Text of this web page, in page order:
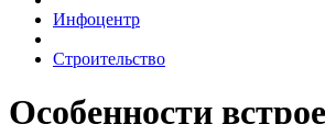
Инфоцентр
Строительство
Особенности